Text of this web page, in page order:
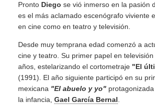
Pronto Diego se vió inmerso en la pasión
es el más aclamado escenógrafo viviente
en cine como en teatro y televisión.
Desde muy temprana edad comenzó a
cine y teatro. Su primer papel en televisión
años, estelarizando el cortometraje "El
(1991). El año siguiente participó en su
mexicana "El abuelo y yo"
la infancia, Gael García Bernal